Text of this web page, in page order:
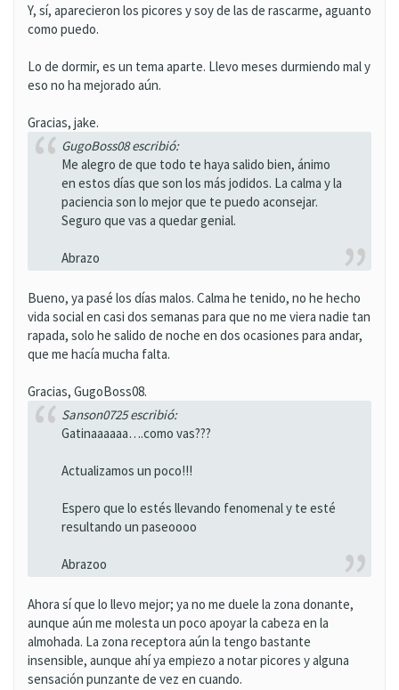
Y, sí, aparecieron los picores y soy de las de rascarme, aguanto
como puedo.
Lo de dormir, es un tema aparte. Llevo meses durmiendo mal y
eso no ha mejorado aún.
Gracias, jake.
GugoBoss08 escribió:
Me alegro de que todo te haya salido bien, ánimo
en estos días que son los más jodidos. La calma y la
paciencia son lo mejor que te puedo aconsejar.
Seguro que vas a quedar genial.
Abrazo
Bueno, ya pasé los días malos. Calma he tenido, no he hecho
vida social en casi dos semanas para que no me viera nadie tan
rapada, solo he salido de noche en dos ocasiones para andar,
que me hacía mucha falta.
Gracias, GugoBoss08.
Sanson0725 escribió:
Gatinaaaaaa….como vas???
Actualizamos un poco!!!
Espero que lo estés llevando fenomenal y te esté
resultando un paseoooo
Abrazoo
Ahora sí que lo llevo mejor; ya no me duele la zona donante,
aunque aún me molesta un poco apoyar la cabeza en la
almohada. La zona receptora aún la tengo bastante
insensible, aunque ahí ya empiezo a notar picores y alguna
sensación punzante de vez en cuando.